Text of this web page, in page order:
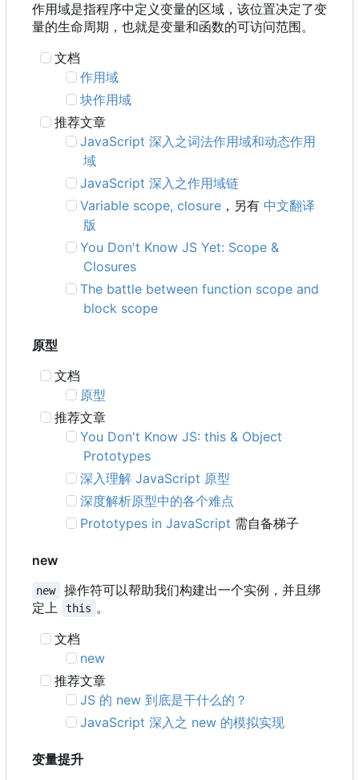
作用域是指程序中定义变量的区域，该位置决定了变
量的生命周期，也就是变量和函数的可访问范围。
文档
作用域
块作用域
推荐文章
JavaScript 深入之词法作用域和动态作用
域
JavaScript 深入之作用域链
Variable scope, closure ，另有 中文翻译
版
You Don't Know JS Yet: Scope &
Closures
The battle between function scope and
block scope
原型
文档
原型
推荐文章
You Don't Know JS: this & Object
Prototypes
深入理解 JavaScript 原型
深度解析原型中的各个难点
Prototypes in JavaScript 需自备梯子
new
new
操作符可以帮助我们构建出一个实例，并且绑
定上
this 。
文档
new
推荐文章
JS 的 new 到底是干什么的？
JavaScript 深入之 new 的模拟实现
变量提升